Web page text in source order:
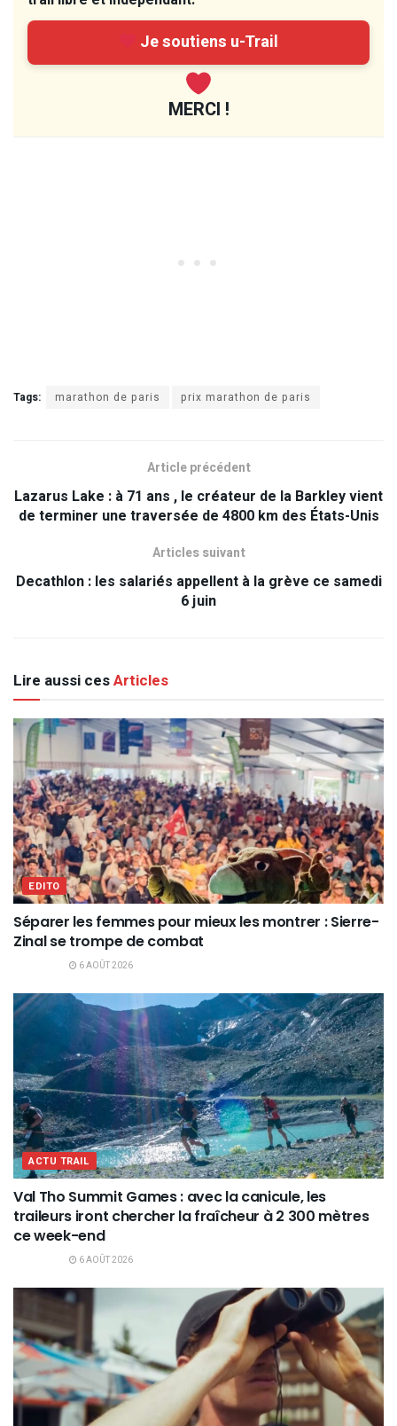
Je soutiens u-Trail
MERCI !
Tags: marathon de paris prix marathon de paris
Article précédent
Lazarus Lake : à 71 ans , le créateur de la Barkley vient
de terminer une traversée de 4800 km des États-Unis
Articles suivant
Decathlon : les salariés appellent à la grève ce samedi
6 juin
Lire aussi cesArticles
EDITO
Séparer les femmes pour mieux les montrer : Sierre-
Zinal se trompe de combat
6 AOÛT 2026
ACTU TRAIL
Val Tho Summit Games : avec la canicule, les
traileurs iront chercher la fraîcheur à 2 300 mètres
ce week-end
6 AOÛT 2026